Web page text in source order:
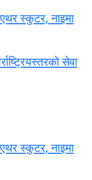
स्कुटर, नाइमा
सेवा
स्कुटर, नाइमा